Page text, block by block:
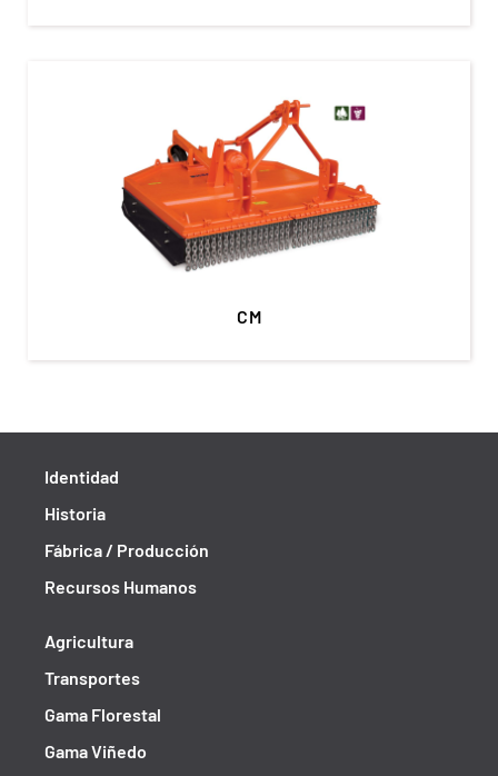
CM
Identidad
Historia
Fábrica / Producción
Recursos Humanos
Agricultura
Transportes
Gama Florestal
Gama Viñedo